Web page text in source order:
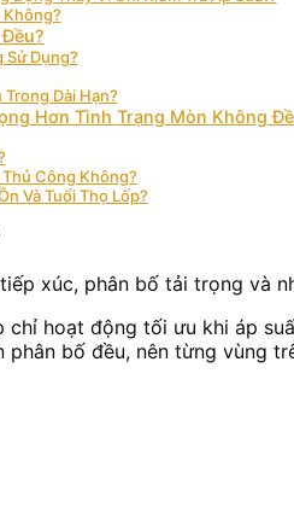
Sử Dụng?
Dài Hạn?
Hơn Tình Trạng Mòn Không
Công Không?
Và Tuổi Thọ Lốp?
xúc, phân bố tải trọng và
hoạt động tối ưu khi áp
bố đều, nên từng vùng